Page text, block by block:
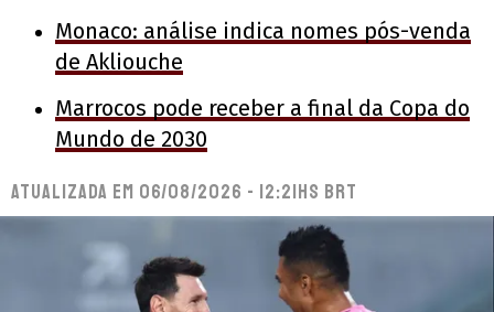
Monaco: análise indica nomes pós-venda
de Akliouche
Marrocos pode receber a final da Copa do
Mundo de 2030
Atualizada em 06/08/2026 - 12:21hs BRT